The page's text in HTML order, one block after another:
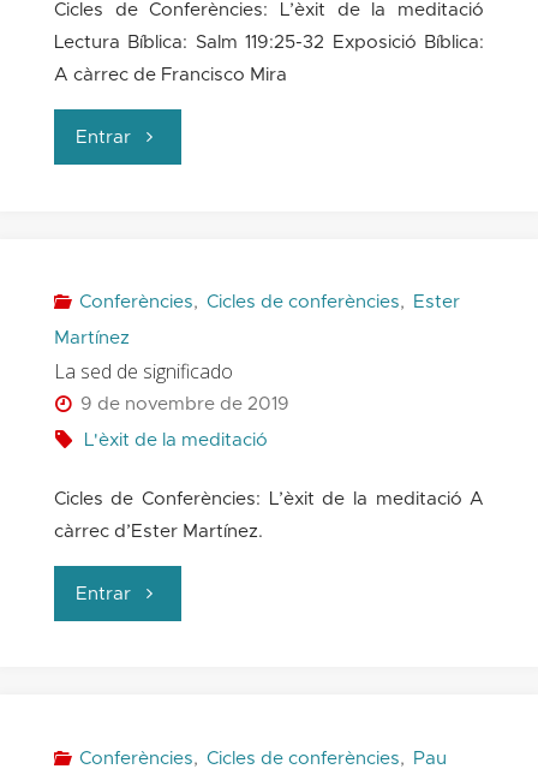
Cicles de Conferències: L’èxit de la meditació
Lectura Bíblica: Salm 119:25-32 Exposició Bíblica:
A càrrec de Francisco Mira
Entrar"El
de
meditació"
Conferències, Cicles de conferències,
Ester
Martínez
La sed de significado
9 de novembre de 2019
L'èxit de la meditació
Cicles de Conferències: L’èxit de la meditació A
càrrec d’Ester Martínez.
Entrar"La
significado"
Conferències, Cicles de conferències,
Pau